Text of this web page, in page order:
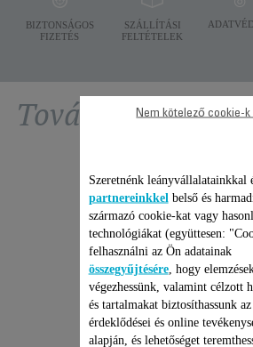
BIZTONSÁGOS
FIZETÉS
SZÁLLÍTÁSI
FELTÉTELEK
További ajánlott
Szeretnénk leányvállalatainkkal
partnereinkkel belső és
származó cookie-kat vagy
technológiákat (együttesen:
felhasználni az Ön adatainak
összegyűjtésére, hogy
végezhessünk, valamint célzott
és tartalmakat biztosíthassunk
érdeklődései és online
alapján, és lehetőséget
Nem kötelező cookie-